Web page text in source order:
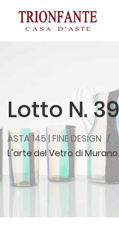
Lotto N. 39
ASTA 145 | FINE DESIGN
L'arte del Vetro di Murano